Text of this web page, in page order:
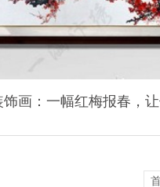
饰画：一幅红梅报春，